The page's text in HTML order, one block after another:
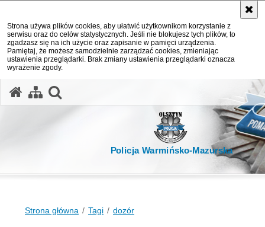
Strona używa plików cookies, aby ułatwić użytkownikom korzystanie z
serwisu oraz do celów statystycznych. Jeśli nie blokujesz tych plików, to
zgadzasz się na ich użycie oraz zapisanie w pamięci urządzenia.
Pamiętaj, że możesz samodzielnie zarządzać cookies, zmieniając
ustawienia przeglądarki. Brak zmiany ustawienia przeglądarki oznacza
wyrażenie zgody.
Policja Warmińsko-Mazurska
Strona główna Tagi dozór